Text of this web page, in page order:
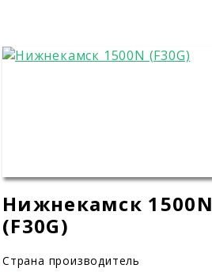
Нижнекамск 1500N
(F30G)
Страна производитель